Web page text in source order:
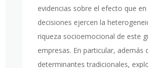
evidencias sobre el efecto que en
decisiones ejercen la
riqueza socioemocional de este
empresas. En particular, además
determinantes tradicionales,